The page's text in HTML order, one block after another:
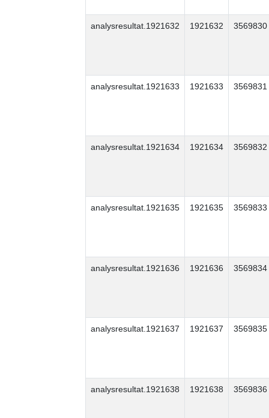
analysresultat.1921632 1921632 3569830
analysresultat.1921633 1921633 3569831
analysresultat.1921634 1921634 3569832
analysresultat.1921635 1921635 3569833
analysresultat.1921636 1921636 3569834
analysresultat.1921637 1921637 3569835
analysresultat.1921638 1921638 3569836